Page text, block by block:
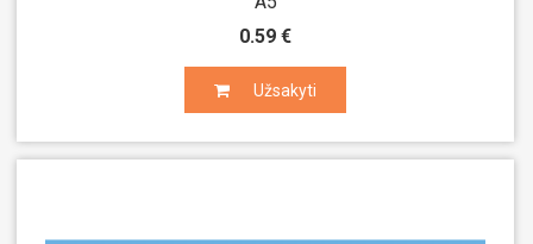
0.59 €
Užsakyti
Užsakyti